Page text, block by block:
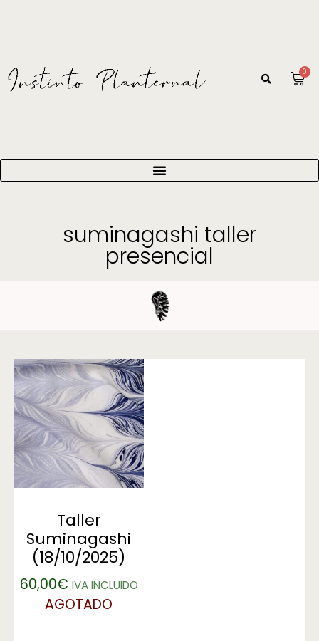
0
suminagashi taller
presencial
Taller
Suminagashi
(18/10/2025)
60,00€ IVA INCLUIDO
AGOTADO